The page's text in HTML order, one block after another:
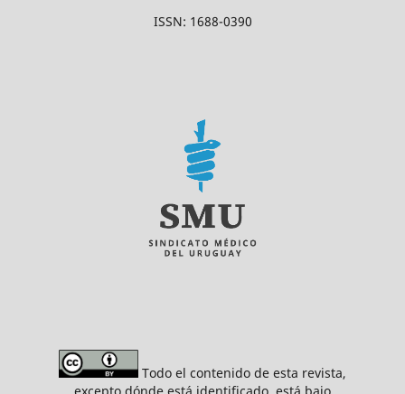
ISSN: 1688-0390
Todo el contenido de esta revista,
excepto dónde está identificado, está bajo